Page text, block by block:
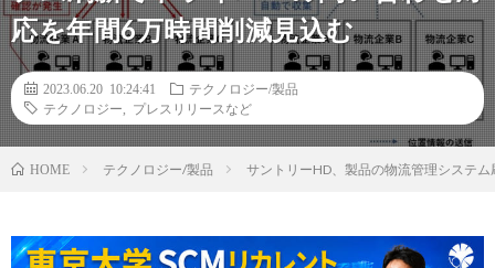
応を年間6万時間削減見込む
2023.06.20 10:24:41
テクノロジー/製品
テクノロジー
プレスリリースなど
HOME テクノロジー/製品 サントリーHD、製品の物流管理システ